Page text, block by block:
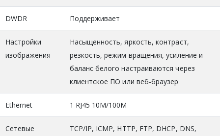
DWDR Поддерживает
Настройки
изображения
Насыщенность, яркость, контраст,
резкость, режим вращения, усиление и
баланс белого настраиваются через
клиентское ПО или веб-браузер
Ethernet 1 RJ45 10M/100M
Сетевые
TCP/IP, ICMP, HTTP, FTP, DHCP, DNS,